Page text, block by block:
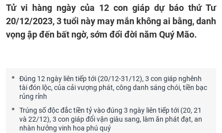
Tử vi hàng ngày của 12 con giáp dự báo thứ Tư
20/12/2023, 3 tuổi này may mắn không ai bằng, danh
vọng ập đến bất ngờ, sớm đổi đời năm Quý Mão.
Đúng 12 ngày liên tiếp tới (20/12-31/12), 3 con giáp nghênh
tài đón lộc, của cải vượng phát, công danh sáng chói, tiền bạc
rủng rỉnh
Trúng số độc đắc tiền tỷ vào đúng 3 ngày liên tiếp tới (20, 21
và 22/12), 3 con giáp đổi vận giàu sang, làm ăn phát đạt, an
nhàn hưởng vinh hoa phú quý